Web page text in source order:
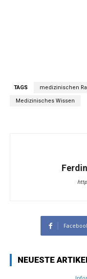
TAGS medizinischen
Medizinisches Wissen
NEUESTE